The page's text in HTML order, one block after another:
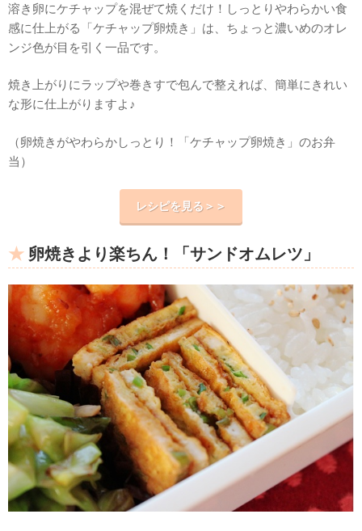
溶き卵にケチャップを混ぜて焼くだけ！しっとりやわらかい食
感に仕上がる「ケチャップ卵焼き」は、ちょっと濃いめのオレ
ンジ色が目を引く一品です。
焼き上がりにラップや巻きすで包んで整えれば、簡単にきれい
な形に仕上がりますよ♪
（卵焼きがやわらかしっとり！「ケチャップ卵焼き」のお弁
当）
レシピを見る＞＞
卵焼きより楽ちん！「サンドオムレツ」